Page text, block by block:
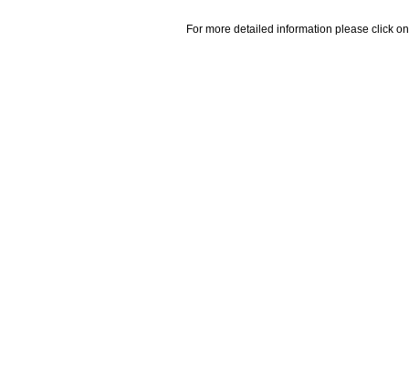
For more detailed information please click